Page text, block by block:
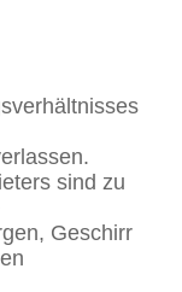
sind zu
Geschirr